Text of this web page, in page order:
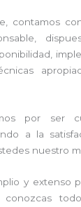
, contamos
por ser
a la
nuestro
y extenso
conozcas